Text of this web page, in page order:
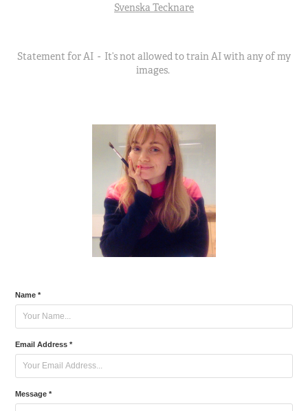
Svenska Tecknare
Statement for AI - It’s not allowed to train AI with any of my
images.
Name *
Email Address *
Message *